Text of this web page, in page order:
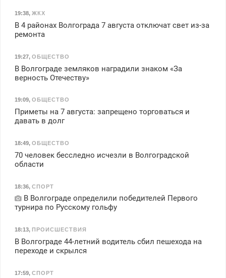
19:38, ЖКХ
В 4 районах Волгограда 7 августа отключат свет из-за
ремонта
19:27, ОБЩЕСТВО
В Волгограде земляков наградили знаком «За
верность Отечеству»
19:09, ОБЩЕСТВО
Приметы на 7 августа: запрещено торговаться и
давать в долг
18:49, ОБЩЕСТВО
70 человек бесследно исчезли в Волгоградской
области
18:36, СПОРТ
В Волгограде определили победителей Первого
турнира по Русскому гольфу
18:13, ПРОИСШЕСТВИЯ
В Волгограде 44-летний водитель сбил пешехода на
переходе и скрылся
17:59, СПОРТ